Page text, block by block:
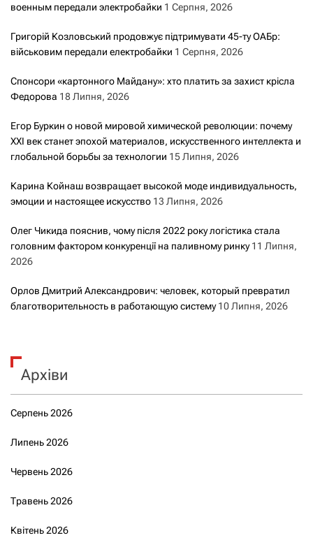
военным передали электробайки 1 Серпня, 2026
Григорій Козловський продовжує підтримувати 45-ту ОАБр:
військовим передали електробайки 1 Серпня, 2026
Спонсори «картонного Майдану»: хто платить за захист крісла
Федорова 18 Липня, 2026
Егор Буркин о новой мировой химической революции: почему
XXI век станет эпохой материалов, искусственного интеллекта и
глобальной борьбы за технологии 15 Липня, 2026
Карина Койнаш возвращает высокой моде индивидуальность,
эмоции и настоящее искусство 13 Липня, 2026
Олег Чикида пояснив, чому після 2022 року логістика стала
головним фактором конкуренції на паливному ринку 11 Липня,
2026
Орлов Дмитрий Александрович: человек, который превратил
благотворительность в работающую систему 10 Липня, 2026
Архіви
Серпень 2026
Липень 2026
Червень 2026
Травень 2026
Квітень 2026